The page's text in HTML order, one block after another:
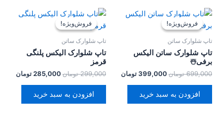
فروش‌ویژه!
فروش‌ویژه!
تاپ شلوارک ساتن
تاپ شلوارک ساتن الیکس
برفی☃️
699,000 تومان
قیمت
اصلی:
399,000تومان
399,000 تومان.
افزودن به سبد خرید
فروش‌ویژه!
فروش‌ویژه!
تاپ شلوارک ساتن
تاپ شلوارک الیکس پلنگی
قرمز
299,000 تومان
قیمت
اصلی:
285,000تومان
افزودن به سبد خرید